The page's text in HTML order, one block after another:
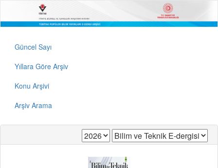
Güncel Sayı
Yıllara Göre Arşiv
Konu Arşivi
Arşiv Arama